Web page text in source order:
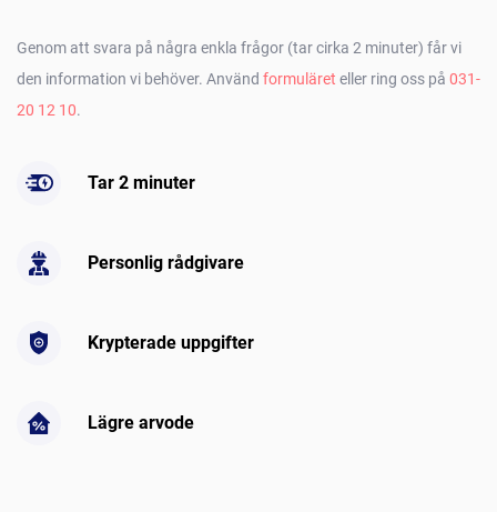
Genom att svara på några enkla frågor (tar cirka 2 minuter) får vi
den information vi behöver. Använd formuläret eller ring oss på 031-
20 12 10.
Tar 2 minuter
Personlig rådgivare
Krypterade uppgifter
Lägre arvode